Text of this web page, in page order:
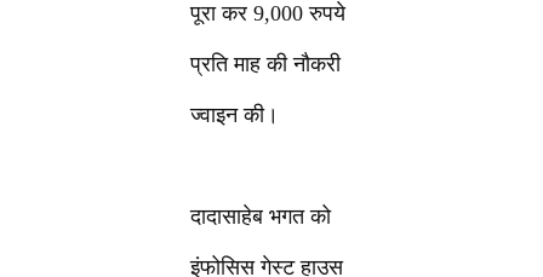
पूरा कर 9,000 रुपये
प्रति माह की नौकरी
ज्वाइन की।
दादासाहेब भगत को
इंफोसिस गेस्ट हाउस